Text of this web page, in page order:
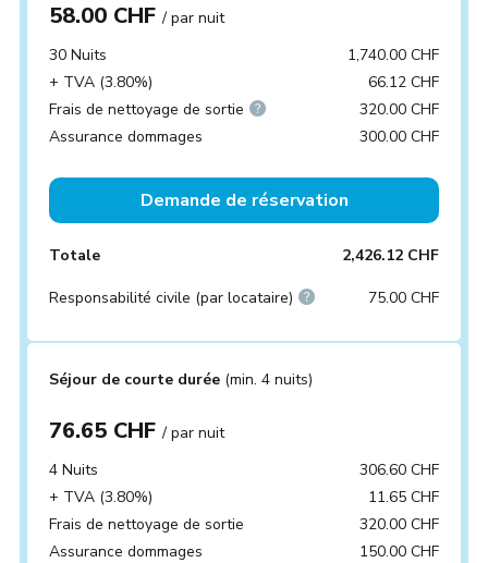
58.00 CHF/ par nuit
30 Nuits
1,740.00 CHF
+ TVA (3.80%)
66.12 CHF
Frais de nettoyage de sortie
320.00 CHF
Assurance dommages
300.00 CHF
Demande de réservation
Totale 2,426.12 CHF
Responsabilité civile (par locataire) 75.00 CHF
Séjour de courte durée (min. 4 nuits)
76.65 CHF/ par nuit
4 Nuits
306.60 CHF
+ TVA (3.80%)
11.65 CHF
Frais de nettoyage de sortie
320.00 CHF
Assurance dommages
150.00 CHF